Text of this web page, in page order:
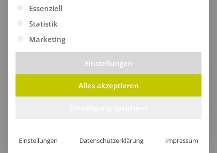
[jgm-review-widget]
Kundenprojekte
Es folgt eine Liste der Service-Gruppen, für die eine
Essenziell
Statistik
Marketing
Einstellungen
Alles akzeptieren
Einstellungen Datenschutzerklärung Impressum